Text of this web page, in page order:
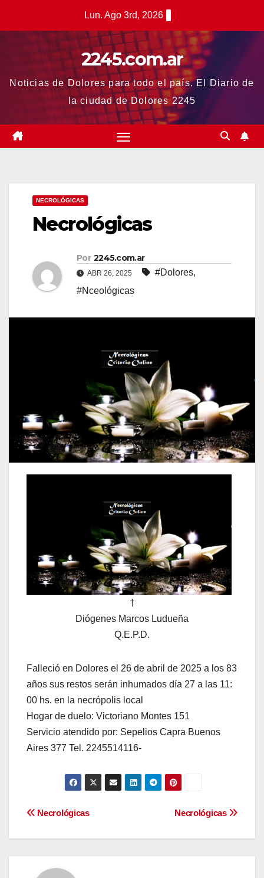
Lun. Ago 3rd, 2026
2245.com.ar
Noticias de Dolores para todo el país. El Diario de
la ciudad de Dolores 2245
NECROLÓGICAS
Necrológicas
Por 2245.com.ar
ABR 26, 2025 #Dolores,
#Nceológicas
†
Diógenes Marcos Ludueña
Q.E.P.D.
Falleció en Dolores el 26 de abril de 2025 a los 83
años sus restos serán inhumados día 27 a las 11:
00 hs. en la necrópolis local
Hogar de duelo: Victoriano Montes 151
Servicio atendido por: Sepelios Capra Buenos
Aires 377 Tel. 2245514116-
Navegación
de
entradas
Necrológicas
Necrológicas